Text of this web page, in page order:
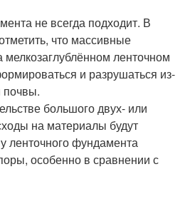
не всегда подходит. В
что массивные
ленточном
и разрушаться из-
почвы.
большого двух- или
на материалы будут
ленточного фундамента
особенно в сравнении с